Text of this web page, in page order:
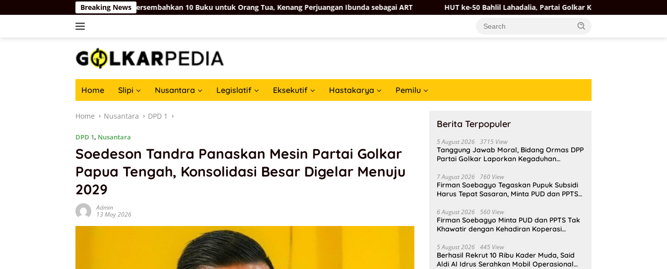
to
Breaking News
ESDM Bahlil Lahadalia Persembahkan 10 Buku untuk Orang Tua, Kenang Perjuangan Ibunda sebagai ART HUT ke-50 Bahlil Lahadalia, Partai Golkar Kota Depok Tebar Kepedulian
Home Slipi Nusantara Legislatif Eksekutif Hastakarya Pemilu
Home Nusantara DPD 1
DPD 1, Nusantara
Soedeson Tandra Panaskan Mesin Partai Golkar
Papua Tengah, Konsolidasi Besar Digelar Menuju
2029
Admin
13 May 2026
Berita Terpopuler
5 August 2026 3715 View
Tanggung Jawab Moral, Bidang Ormas DPP
Partai Golkar Laporkan Kegaduhan
7 August 2026 760 View
Firman Soebagyo Tegaskan Pupuk Subsidi
Harus Tepat Sasaran, Minta PUD dan PPTS
6 August 2026 560 View
Firman Soebagyo Minta PUD dan PPTS Tak
Khawatir dengan Kehadiran Koperasi
5 August 2026 445 View
Berhasil Rekrut 10 Ribu Kader Muda, Said
Aldi Al Idrus Serahkan Mobil Operasional